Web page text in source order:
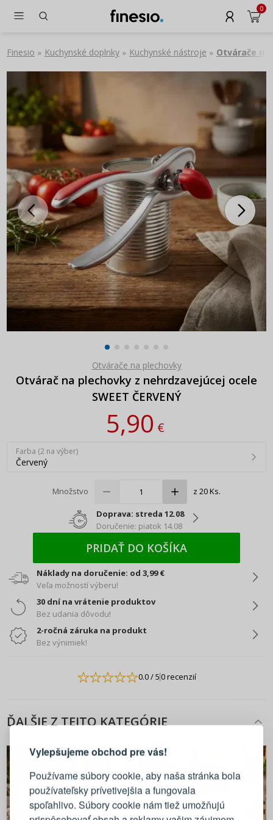
Vylepšujeme obchod pre vás!
Používame súbory cookie, aby naša stránka bola
používateľsky prívetivejšia a fungovala
spoľahlivo. Súbory cookie nám tiež umožňujú
0
Finesio » Kuchynské doplnky » Kuchynské nástroje » Otvárače
Otvárače na plechovky
Otvárač na plechovky z nehrdzavejúcej ocele
SWEET ČERVENÝ
5,90€
Farba (2 na výber)
Červený
Množstvo z 20 Ks.
Doprava: streda 12.08
Doručenie: piatok 14.08
PRIDAŤ DO KOŠÍKA
Náklady na doručenie: od 3,99 €
Veľa možností výberu!
30 dní na vrátenie produktov
Bez udania dôvodu!
2-ročná záruka na produkt
Bez výnimiek!
0.0/ 50 recenzií
ĎALŠIE Z TEJTO KATEGÓRIE
PRIHLÁSENIE REGISTRÁCIA
Prihláste sa k svojmu účtu